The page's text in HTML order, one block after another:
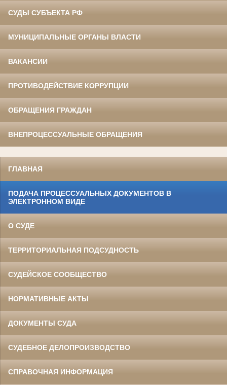
СУДЫ СУБЪЕКТА РФ
МУНИЦИПАЛЬНЫЕ ОРГАНЫ ВЛАСТИ
ВАКАНСИИ
ПРОТИВОДЕЙСТВИЕ КОРРУПЦИИ
ОБРАЩЕНИЯ ГРАЖДАН
ВНЕПРОЦЕССУАЛЬНЫЕ ОБРАЩЕНИЯ
ГЛАВНАЯ
ПОДАЧА ПРОЦЕССУАЛЬНЫХ ДОКУМЕНТОВ В
ЭЛЕКТРОННОМ ВИДЕ
О СУДЕ
ТЕРРИТОРИАЛЬНАЯ ПОДСУДНОСТЬ
СУДЕЙСКОЕ СООБЩЕСТВО
НОРМАТИВНЫЕ АКТЫ
ДОКУМЕНТЫ СУДА
СУДЕБНОЕ ДЕЛОПРОИЗВОДСТВО
СПРАВОЧНАЯ ИНФОРМАЦИЯ